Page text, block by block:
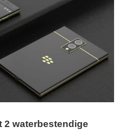
2 waterbestendige